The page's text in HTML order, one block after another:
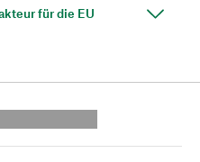
für die EU